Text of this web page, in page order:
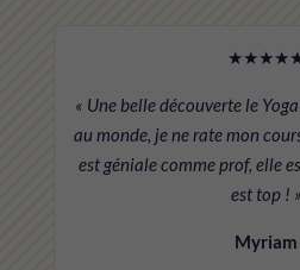
« Une belle découverte le
au monde, je ne rate mon
est géniale comme prof, elle
est top ! »
Myriam